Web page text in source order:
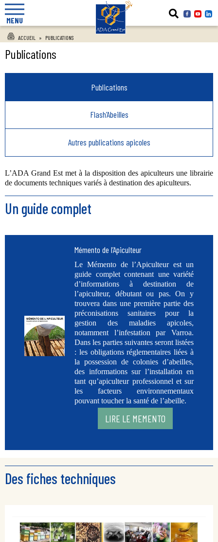
MENU
ACCUEIL » PUBLICATIONS
Publications
Publications
Flash’Abeilles
Autres publications apicoles
L’ADA Grand Est met à la disposition des apiculteurs une librairie
de documents techniques variés à destination des apiculteurs.
Un guide complet
Mémento de l’Apiculteur
Le Mémento de l’Apiculteur est un
guide complet contenant une variété
d’informations à destination de
l’apiculteur, débutant ou pas. On y
trouvera dans une première partie des
préconisations sanitaires pour la
gestion des maladies apicoles,
notamment l’infestation par Varroa.
Dans les parties suivantes seront listées
: les obligations réglementaires liées à
la possession de colonies d’abeilles,
des informations sur l’installation en
tant qu’apiculteur professionnel et sur
les facteurs environnementaux
pouvant toucher la santé de l’abeille.
LIRE LE MEMENTO
Des fiches techniques